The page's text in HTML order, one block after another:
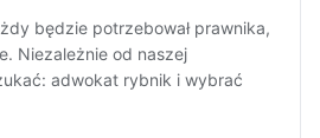
będzie potrzebował prawnika,
Niezależnie od naszej
adwokat rybnik i wybrać